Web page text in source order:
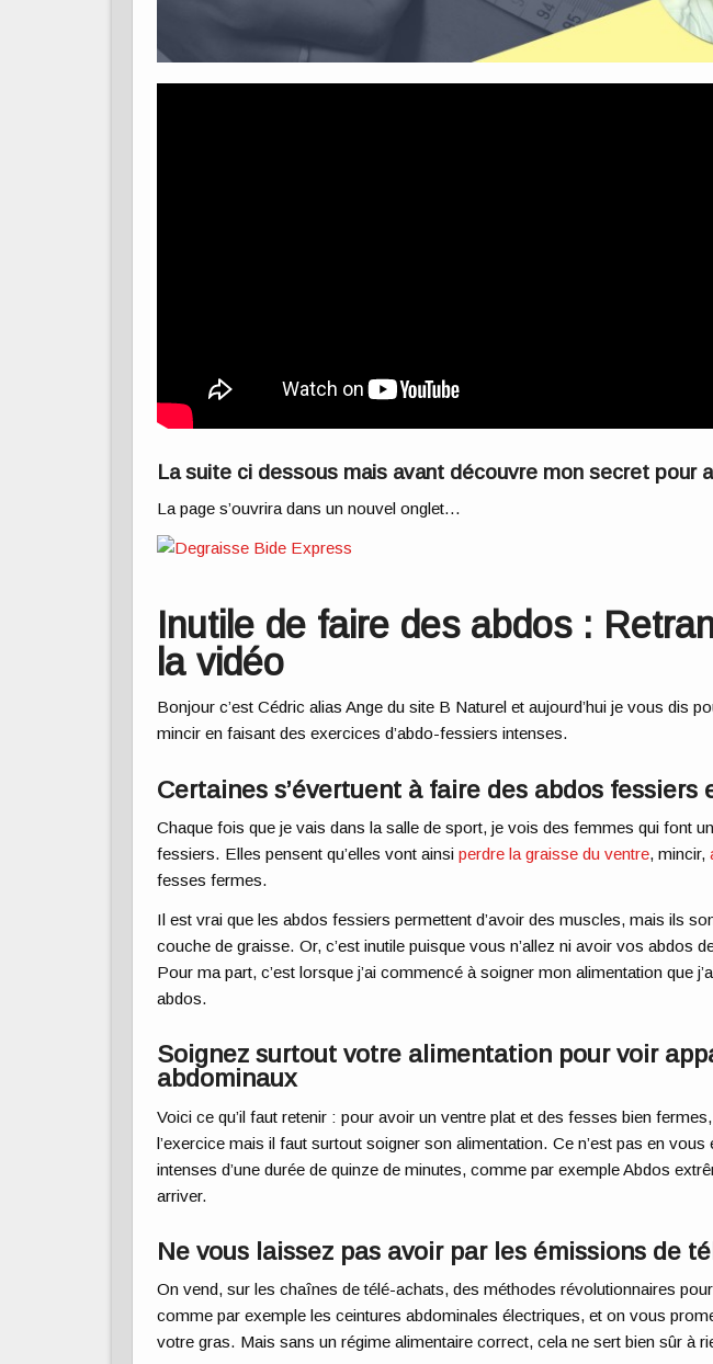
La suite ci dessous mais avant découvre mon secret pour
La page s’ouvrira dans un nouvel onglet…
Inutile de faire des abdos :
la vidéo
Bonjour c’est Cédric alias Ange du site B Naturel et aujourd’hui je vous dis
mincir en faisant des exercices d’abdo-fessiers intenses.
Certaines s’évertuent à faire des abdos fessiers
Chaque fois que je vais dans la salle de sport, je vois des femmes qui font
fessiers. Elles pensent qu’elles vont ainsiperdre la graisse du ventre, mincir,
fesses fermes.
Il est vrai que les abdos fessiers permettent d’avoir des muscles, mais ils
couche de graisse. Or, c’est inutile puisque vous n’allez ni avoirvos abdos
Pour ma part, c’est lorsque j’ai commencé à soigner mon alimentation que
abdos.
Soignez surtout votre alimentation pour voir
abdominaux
Voici ce qu’il faut retenir : pour avoir un ventre plat et des fesses bien
l’exercice mais il faut surtout soigner son alimentation. Ce n’est pas en
intenses d’une durée de quinze de minutes, commepar exempleAbdos
arriver.
Ne vous laissez pas avoir par les émissions de
On vend, sur les chaînes de télé-achats, des méthodes révolutionnaires
comme par exemple les ceintures abdominales électriques, et on vous
votre gras. Mais sans un régime alimentaire correct, cela ne sert bien sûr à